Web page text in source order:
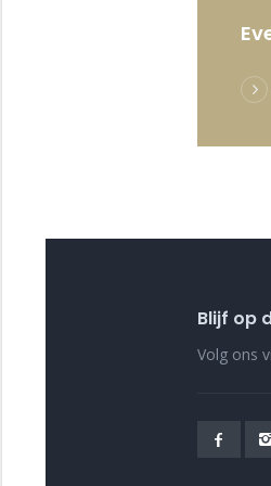
Blijf op
Volg ons